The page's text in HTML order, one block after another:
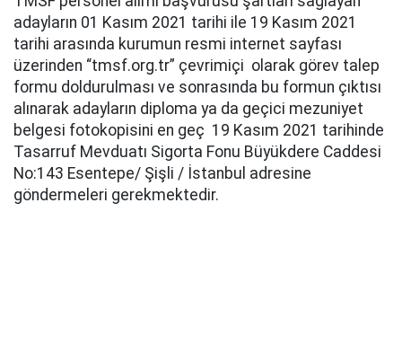
adayların 01 Kasım 2021 tarihi ile 19 Kasım 2021
tarihi arasında kurumun resmi internet sayfası
üzerinden “tmsf.org.tr” çevrimiçi olarak görev talep
formu doldurulması ve sonrasında bu formun çıktısı
alınarak adayların diploma ya da geçici mezuniyet
belgesi fotokopisini en geç 19 Kasım 2021 tarihinde
Tasarruf Mevduatı Sigorta Fonu Büyükdere Caddesi
No:143 Esentepe/ Şişli / İstanbul adresine
göndermeleri gerekmektedir.